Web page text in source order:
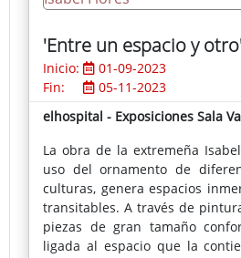
'Entre un espacio y
Inicio:
01-09-2023
Fin:
05-11-2023
elhospital - Exposiciones Sala
La obra de la extremeña
uso del ornamento de
culturas, genera espacios
transitables. A través de
piezas de gran tamaño
ligada al espacio que la